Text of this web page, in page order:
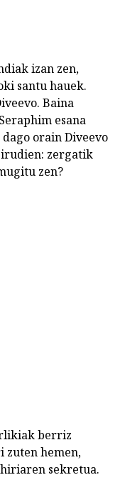
izan zen,
santu hauek.
Baina
esana
orain Diveevo
zergatik
zen?
berriz
zuten hemen,
sekretua.